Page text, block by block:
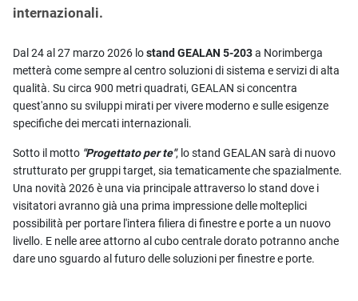
internazionali.
Dal 24 al 27 marzo 2026 lostand GEALAN 5-203a Norimberga
metterà come sempre al centro soluzioni di sistema e servizi di alta
qualità. Su circa 900 metri quadrati, GEALAN si concentra
quest'anno su sviluppi mirati per vivere moderno e sulle esigenze
specifiche dei mercati internazionali.
Sotto il motto "Progettato per te", lo stand GEALAN sarà di nuovo
strutturato per gruppi target, sia tematicamente che spazialmente.
Una novità 2026 è una via principale attraverso lo stand dove i
visitatori avranno già una prima impressione delle molteplici
possibilità per portare l'intera filiera di finestre e porte a un nuovo
livello. E nelle aree attorno al cubo centrale dorato potranno anche
dare uno sguardo al futuro delle soluzioni per finestre e porte.